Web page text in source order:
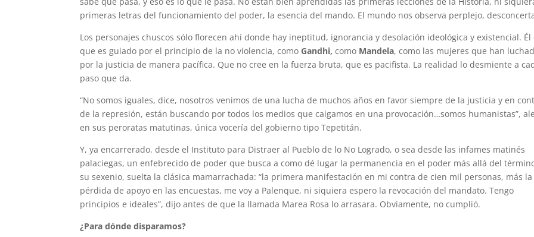
primeras letras del funcionamiento del poder, la esencia del mando. El mundo nos observa perplejo,
Los personajes chuscos sólo florecen ahí donde hay ineptitud, ignorancia y desolación ideológica y existencial. Él
que es guiado por el principio de la no violencia, como Gandhi, como Mandela, como las mujeres que han
por la justicia de manera pacífica. Que no cree en la fuerza bruta, que es pacifista. La realidad lo desmiente a
paso que da.
“No somos iguales, dice, nosotros venimos de una lucha de muchos años en favor siempre de la justicia ‎y en
de la represión, están buscando por todos los medios que caigamos en una provocación…somos humanistas”,
en sus peroratas matutinas, única vocería del gobierno tipo Tepetitán.
Y, ya encarrerado, desde el Instituto para Distraer al Pueblo de lo No Logrado, o sea desde las infames matinés
palaciegas, un enfebrecido de poder que busca a como dé lugar la permanencia en el poder más allá del
su sexenio, suelta la clásica mamarrachada: “la primera manifestación en mi contra de cien mil personas, más la
pérdida de apoyo en las encuestas, me voy a Palenque, ni siquiera espero la revocación del mandato. Tengo
principios e ideales”, dijo antes de que la llamada Marea Rosa lo arrasara. Obviamente, no cumplió.
¿Para dónde disparamos?